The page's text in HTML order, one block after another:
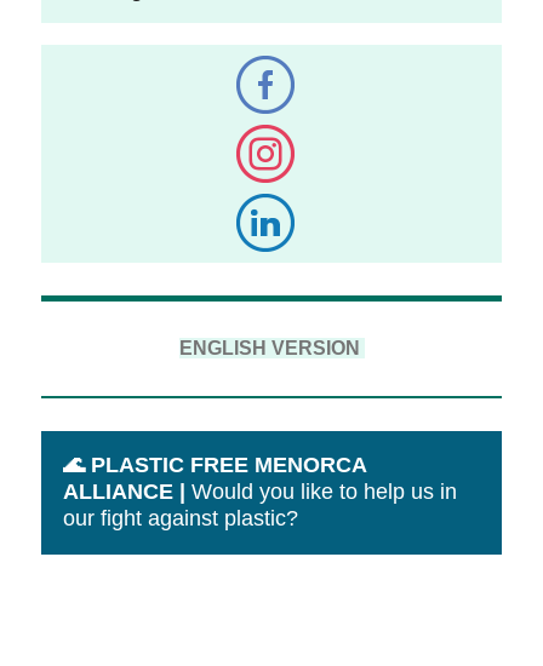
ENGLISH VERSION
🌊 PLASTIC FREE MENORCA
ALLIANCE | Would you like to help us in
our fight against plastic?